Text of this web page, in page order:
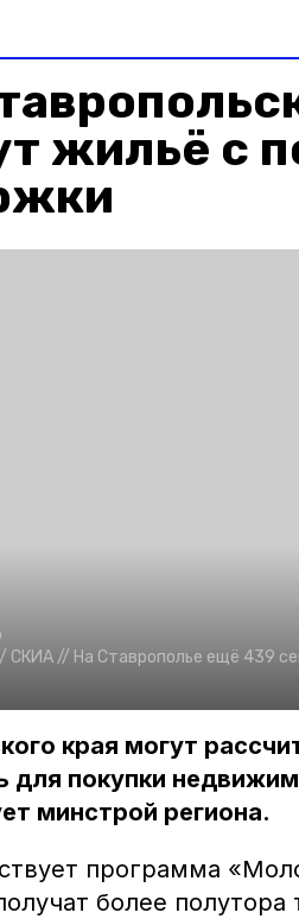
жильё с
СКИА // На Ставрополье ещё 439
края могут
покупки
минстрой региона.
программа
более полутора